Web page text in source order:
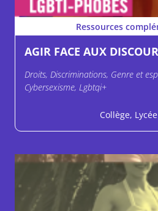
Ressources
AGIR FACE AUX
Droits, Discriminations, Genre et
Cybersexisme, Lgbtqi+
Collège, Lycée